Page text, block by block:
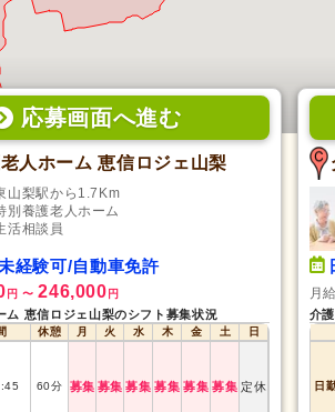
応募画面へ進む
人ホーム 恵信ロジェ山梨
山梨駅から1.7Km
別養護老人ホーム
活相談員
経験可/自動車免許
円 〜 246,000 円
ム 恵信ロジェ山梨のシフト募集状況
休憩 月 火 水 木 金 土 日
60分 募集 募集 募集 募集 募集 募集 定休
月給
介
日